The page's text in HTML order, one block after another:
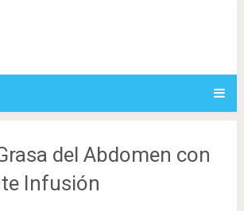
del Abdomen con
Infusión